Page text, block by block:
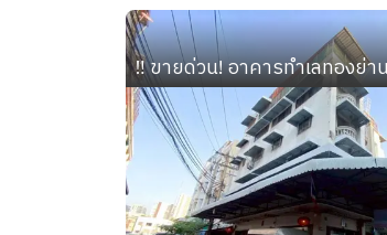
‼️ ขายด่วน! อาคารทำเลทองย่